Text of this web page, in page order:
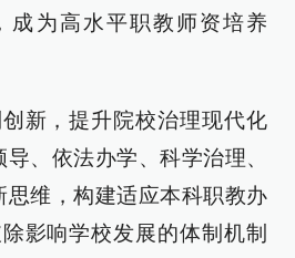
成为高水平职教师资培养
新，提升院校治理现代化
、依法办学、科学治理、
思维，构建适应本科职教办
影响学校发展的体制机制